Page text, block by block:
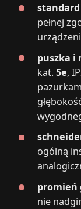
pełnej
puszka i
kat.5e,
ogólną
promień
nie